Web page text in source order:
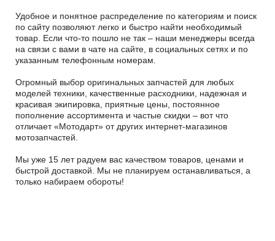
Удобное и понятное распределение по категориям и поиск
по сайту позволяют легко и быстро найти необходимый
товар. Если что-то пошло не так – наши менеджеры всегда
на связи с вами в чате на сайте, в социальных сетях и по
указанным телефонным номерам.
Огромный выбор оригинальных запчастей для любых
моделей техники, качественные расходники, надежная и
красивая экипировка, приятные цены, постоянное
пополнение ассортимента и частые скидки – вот что
отличает «Мотодарт» от других интернет-магазинов
мотозапчастей.
Мы уже 15 лет радуем вас качеством товаров, ценами и
быстрой доставкой. Мы не планируем останавливаться, а
только набираем обороты!